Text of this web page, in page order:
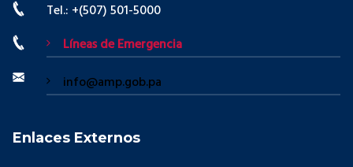
Tel.: +(507) 501-5000
Líneas de Emergencia
info@amp.gob.pa
Enlaces Externos